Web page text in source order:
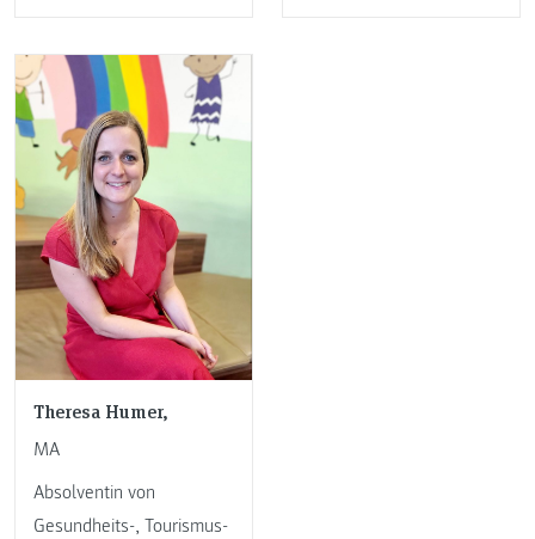
Theresa Humer,
MA
Absolventin von
Gesundheits-, Tourismus-